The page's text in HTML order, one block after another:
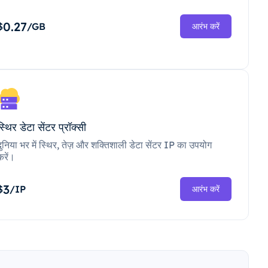
0.27/GB आरंभ करें
डेटा सेंटर प्रॉक्सी
भर में स्थिर, तेज़ और शक्तिशाली डेटा सेंटर IP का उपयोग
3/IP आरंभ करें